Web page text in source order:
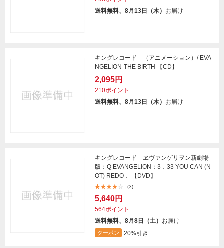
送料無料、8月13日（木） お届け
キングレコード （アニメーション）/ EVA
NGELION-THE BIRTH 【CD】
2,095円
210ポイント
送料無料、8月13日（木） お届け
キングレコード ヱヴァンゲリヲン新劇場
版：Q EVANGELION：3．33 YOU CAN (N
OT) REDO． 【DVD】
(3)
5,640円
564ポイント
送料無料、8月8日（土） お届け
クーポン 20%引き